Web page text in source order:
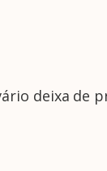
deixa de